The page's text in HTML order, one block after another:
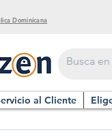
Dominicana
al Cliente